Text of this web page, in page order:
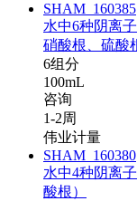
SHAM_160385
水中6种阴离
硝酸根、硫酸
6组分
100mL
咨询
1-2周
伟业计量
SHAM_160380
水中4种阴离
酸根）